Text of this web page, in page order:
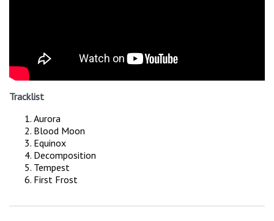
Tracklist
Aurora
Blood Moon
Equinox
Decomposition
Tempest
First Frost